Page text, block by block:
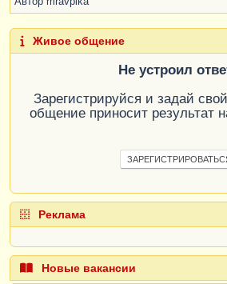
Живое общение
Не устроил
Зарегистрируйся и задай
общение приносит результат
Реклама
Новые вакансии